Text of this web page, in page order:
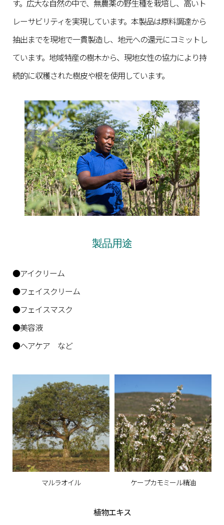
す。広大な自然の中で、無農薬の野生種を栽培し、高いト
レーサビリティを実現しています。本製品は原料調達から
抽出までを現地で一貫製造し、地元への還元にコミットし
ています。地域特産の樹木から、現地女性の協力により持
続的に収穫された樹皮や根を使用しています。
製品用途
●アイクリーム
●フェイスクリーム
●フェイスマスク
●美容液
●ヘアケア など
マルラオイル ケープカモミール精油
植物エキス